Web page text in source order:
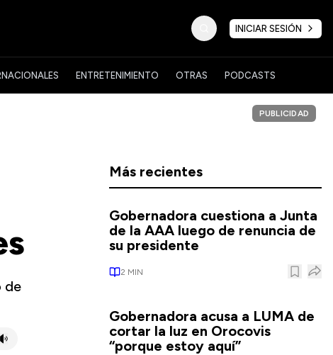
INICIAR SESIÓN
ENTRETENIMIENTO OTRAS PODCASTS
de
PUBLICIDAD
Más recientes
Gobernadora cuestiona a Junta
de la AAA luego de renuncia de
su presidente
2 MIN
Gobernadora acusa a LUMA de
cortar la luz en Orocovis
“porque estoy aquí”